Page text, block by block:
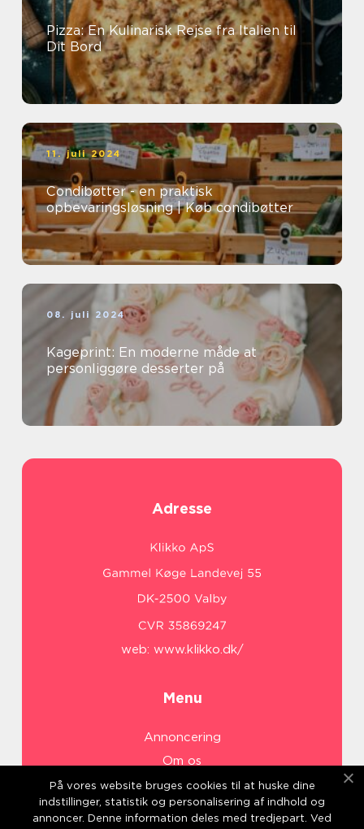
Pizza: En Kulinarisk Rejse fra Italien til
Dit Bord
11. juli 2024
Condibøtter - en praktisk
opbevaringsløsning | Køb condibøtter
08. juli 2024
Kageprint: En moderne måde at
personliggøre desserter på
Adresse
web: www.klikko.dk/
Menu
Annoncering
Om os
Cookies
Kontakt os
På vores website bruges cookies til at huske dine
indstillinger, statistik og personalisering af indhold og
annoncer. Denne information deles med tredjepart. Ved